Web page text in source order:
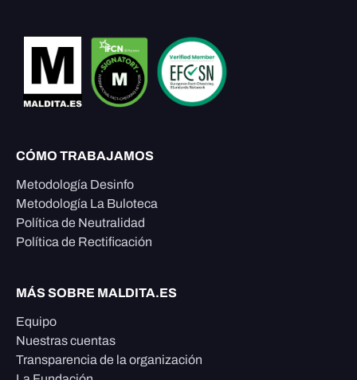
CÓMO TRABAJAMOS
Metodología Desinfo
Metodología La Buloteca
Política de Neutralidad
Política de Rectificación
MÁS SOBRE MALDITA.ES
Equipo
Nuestras cuentas
Transparencia de la organización